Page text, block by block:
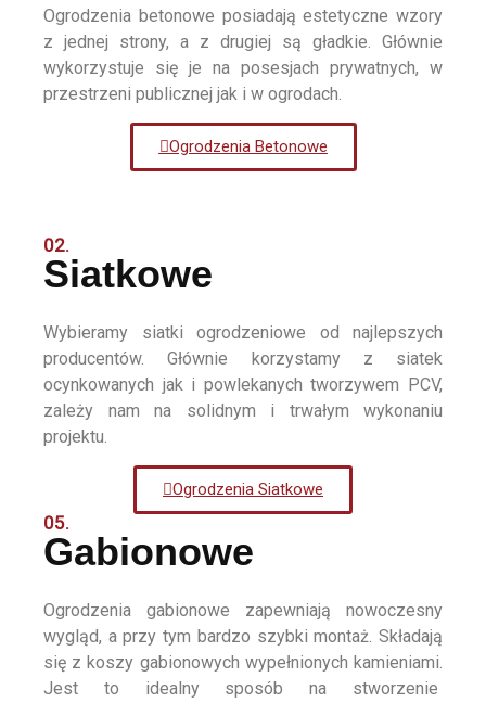
Ogrodzenia betonowe posiadają estetyczne wzory
z jednej strony, a z drugiej są gładkie. Głównie
wykorzystuje się je na posesjach prywatnych, w
przestrzeni publicznej jak i w ogrodach.
Ogrodzenia Betonowe
02.
Siatkowe
Wybieramy siatki ogrodzeniowe od najlepszych
producentów. Głównie korzystamy z siatek
ocynkowanych jak i powlekanych tworzywem PCV,
zależy nam na solidnym i trwałym wykonaniu
projektu.
Ogrodzenia Siatkowe
05.
Gabionowe
Ogrodzenia gabionowe zapewniają nowoczesny
wygląd, a przy tym bardzo szybki montaż. Składają
się z koszy gabionowych wypełnionych kamieniami.
Jest to idealny sposób na stworzenie